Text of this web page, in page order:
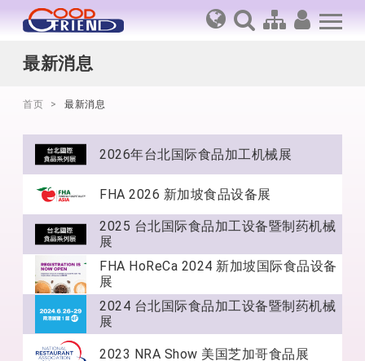
最新消息
首页 最新消息
2026年台北国际食品加工机械展
FHA 2026 新加坡食品设备展
2025 台北国际食品加工设备暨制药机械
展
FHA HoReCa 2024 新加坡国际食品设备
展
2024 台北国际食品加工设备暨制药机械
展
2023 NRA Show 美国芝加哥食品展